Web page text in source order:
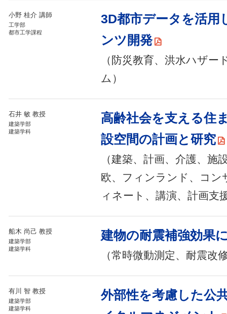
小野 桂介 講師
工学部
都市工学課程
3D都市データを活用
ンツ開発
（防災教育、洪水ハザ
ム）
石井 敏 教授
建築学部
建築学科
高齢社会を支える住
設空間の計画と研究
（建築、計画、介護、施
欧、フィンランド、コン
ィネート、講演、計画支
船木 尚己 教授
建築学部
建築学科
建物の耐震補強効果
（常時微動測定、耐震改
有川 智 教授
建築学部
建築学科
外部性を考慮した公